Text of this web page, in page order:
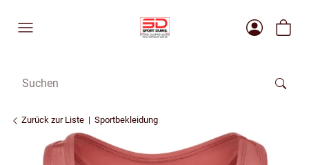
Zurück zur Liste Sportbekleidung